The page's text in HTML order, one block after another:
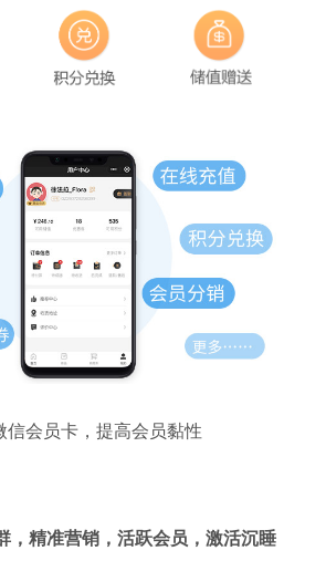
信会员卡，提高会员黏性
，精准营销，活跃会员，激活沉睡